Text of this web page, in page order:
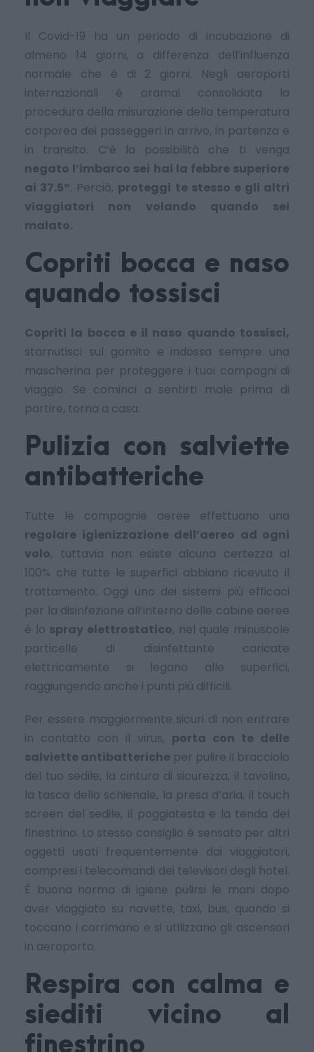
Il Covid-19 ha un periodo di incubazione di
almeno 14 giorni, a differenza dell’influenza
normale che è di 2 giorni. Negli aeroporti
internazionali è oramai consolidata la
procedura della misurazione della temperatura
corporea dei passeggeri in arrivo, in partenza e
in transito. C’è la possibilità che ti venga
negato l’imbarco sei hai la febbre superiore
ai 37.5°. Perciò, proteggi te stesso e gli altri
viaggiatori non volando quando sei
malato.
Copriti bocca e naso
quando tossisci
Copriti la bocca e il naso quando tossisci,
starnutisci sul gomito e indossa sempre una
mascherina per proteggere i tuoi compagni di
viaggio. Se cominci a sentirti male prima di
partire, torna a casa.
Pulizia con salviette
antibatteriche
Tutte le compagnie aeree effettuano una
regolare igienizzazione dell’aereo ad ogni
volo, tuttavia non esiste alcuna certezza al
100% che tutte le superfici abbiano ricevuto il
trattamento. Oggi uno dei sistemi più efficaci
per la disinfezione all’interno delle cabine aeree
è lo spray elettrostatico, nel quale minuscole
particelle di disinfettante caricate
elettricamente si legano alle superfici,
raggiungendo anche i punti più difficili.
Per essere maggiormente sicuri di non entrare
in contatto con il virus, porta con te delle
salviette antibatteriche per pulire il bracciolo
del tuo sedile, la cintura di sicurezza, il tavolino,
la tasca dello schienale, la presa d’aria, il touch
screen del sedile, il poggiatesta e la tenda del
finestrino. Lo stesso consiglio è sensato per altri
oggetti usati frequentemente dai viaggiatori,
compresi i telecomandi dei televisori degli hotel.
È buona norma di igiene pulirsi le mani dopo
aver viaggiato su navette, taxi, bus, quando si
toccano i corrimano e si utilizzano gli ascensori
in aeroporto.
Respira con calma e
siediti vicino al
finestrino